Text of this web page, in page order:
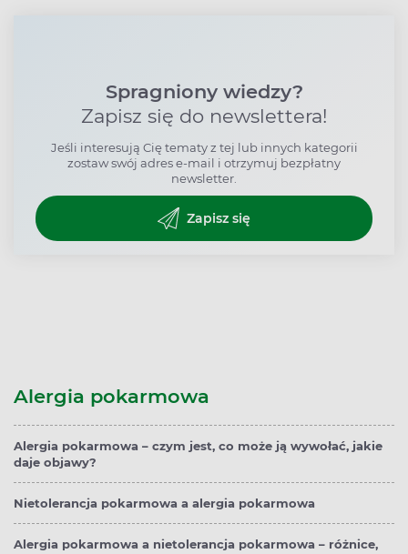
Spragniony wiedzy?
Zapisz się do newslettera!
Jeśli interesują Cię tematy z tej lub innych kategorii
zostaw swój adres e-mail i otrzymuj bezpłatny
newsletter.
Zapisz się
Alergia pokarmowa
Alergia pokarmowa – czym jest, co może ją wywołać, jakie
daje objawy?
Nietolerancja pokarmowa a alergia pokarmowa
Alergia pokarmowa a nietolerancja pokarmowa – różnice,